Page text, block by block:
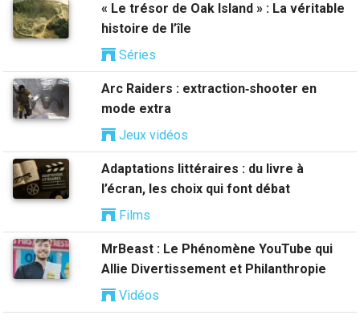
« Le trésor de Oak Island » : La véritable
histoire de l’île
Séries
Arc Raiders : extraction‑shooter en
mode extra
Jeux vidéos
Adaptations littéraires : du livre à
l’écran, les choix qui font débat
Films
MrBeast : Le Phénomène YouTube qui
Allie Divertissement et Philanthropie
Vidéos